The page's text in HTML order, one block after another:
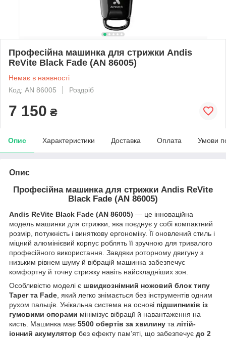
Професійна машинка для стрижки Andis
ReVite Black Fade (AN 86005)
Немає в наявності
Код: AN 86005
Роздріб
7 150 ₴
Опис Характеристики Доставка Оплата Умови
Опис
Професійна машинка для стрижки Andis ReVite
Black Fade (AN 86005)
Andis ReVite Black Fade (AN 86005) — це інноваційна
модель машинки для стрижки, яка поєднує у собі компактний
розмір, потужність і виняткову ергономіку. Її оновлений стиль і
міцний алюмінієвий корпус роблять її зручною для тривалого
професійного використання. Завдяки роторному двигуну з
низьким рівнем шуму й вібрацій машинка забезпечує
комфортну й точну стрижку навіть найскладніших зон.
Особливістю моделі є швидкознімний ножовий блок типу
Taper та Fade , який легко знімається без інструментів одним
рухом пальців. Унікальна система на основі підшипників із
гумовими опорами мінімізує вібрації й навантаження на
кисть. Машинка має 5500 обертів за хвилину та літій-
іонний акумулятор без ефекту пам’яті, що забезпечує до 2